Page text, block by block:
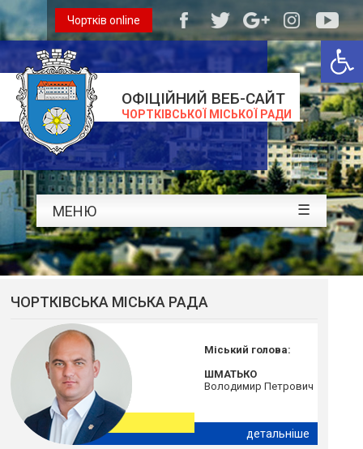
ОФІЦІЙНИЙ ВЕБ-САЙТ
ЧОРТКІВСЬКОЇ МІСЬКОЇ РАДИ
Чортків online
МЕНЮ ☰
ЧОРТКІВСЬКА МІСЬКА РАДА
Міський голова:
ШМАТЬКО
Володимир Петрович
детальніше